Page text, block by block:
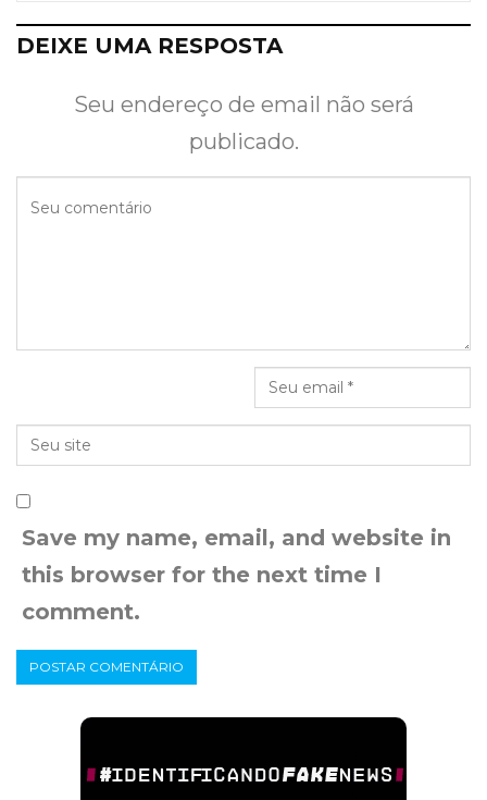
DEIXE UMA RESPOSTA
Seu endereço de email não será
publicado.
Save my name, email, and website in
this browser for the next time I
comment.